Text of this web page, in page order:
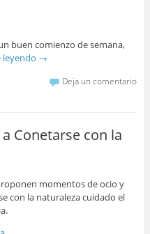
buen comienzo de semana,
leyendo →
Deja un comentario
Conetarse con la
momentos de ocio y
con la naturaleza cuidado el